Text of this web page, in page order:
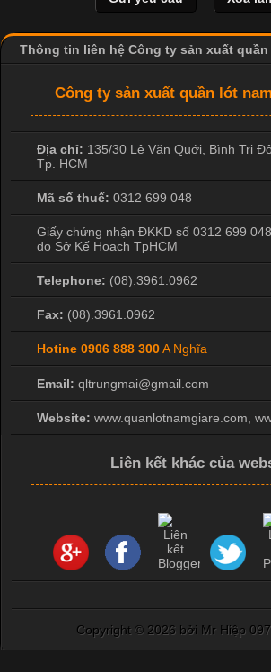
dụng rộng rãi trong sản xuất áo thun, đồ thể
Thông tin liên hệ Công ty sản xuất quần
Công ty sản xuất quần lót
Địa chỉ: 135/30 Lê Văn Quới, Bình Trị
Tp. HCM
Mã số thuế: 0312 699 048
Giấy chứng nhận ĐKKD số 0312 699
do Sở Kế Hoạch TpHCM
Telephone: (08).3961.0962
Fax: (08).3961.0962
Hotine 0906 888 300A Nghĩa
Email: qltrungmai@gmail.com
Website: www.quanlotnamgiare.com,
Liên kết khác của
Copyright © 2026 bởi Mr Hiệp